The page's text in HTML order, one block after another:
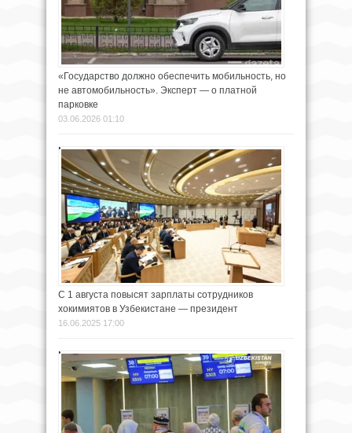
«Государство должно обеспечить мобильность, но
не автомобильность». Эксперт — о платной
парковке
03.06.2026 01:10
С 1 августа повысят зарплаты сотрудников
хокимиятов в Узбекистане — президент
16.06.2025 17:00